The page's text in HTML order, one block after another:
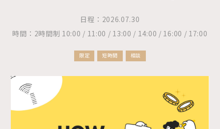
日程：2026.07.30
時間：2時間制 10:00 / 11:00 / 13:00 / 14:00 / 16:00 / 17:00
限定 短時間 相談